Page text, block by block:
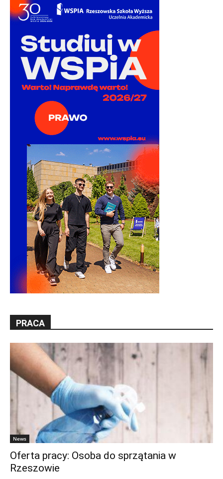
PRACA
News
Oferta pracy: Osoba do sprzątania w
Rzeszowie